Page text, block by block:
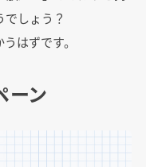
しょう？
はずです。
ーン